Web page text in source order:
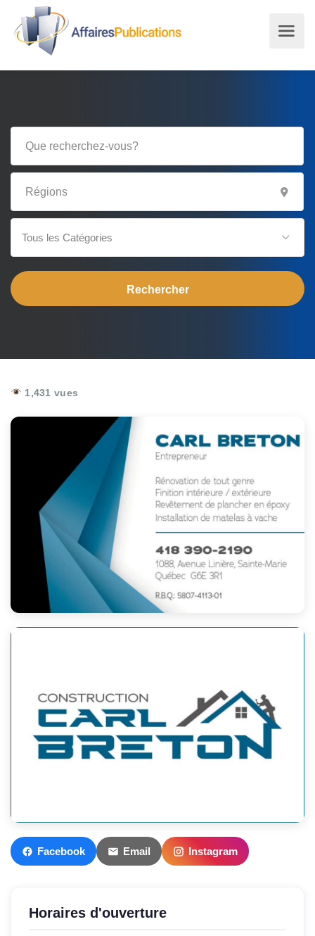
Tous les Catégories
1,431 vues
Facebook Email Instagram
Horaires d'ouverture